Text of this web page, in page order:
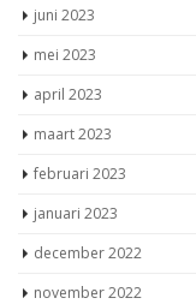
juni 2023
mei 2023
april 2023
maart 2023
februari 2023
januari 2023
december 2022
november 2022